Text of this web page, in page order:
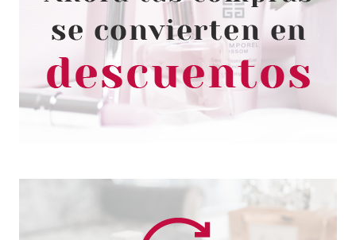
BONDI SANDS BALSAMO
LABIAL COCO PROTECTOR
SOLAR SPF50+ 10 GR
Pvr 8.50€
-30%
desde
5.99€